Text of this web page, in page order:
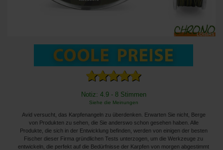
Notiz: 4.9 - 8 Stimmen
Siehe die Meinungen
Avid versucht, das Karpfenangeln zu überdenken. Erwarten Sie nicht, Berge
von Produkten zu sehen, die Sie anderswo schon gesehen haben. Alle
Produkte, die sich in der Entwicklung befinden, werden von einigen der besten
Fischer dieser Firma gründlichen Tests unterzogen, um die Werkzeuge zu
entwickeln, die perfekt auf die Bedürfnisse der Karpfen von morgen abgestimmt